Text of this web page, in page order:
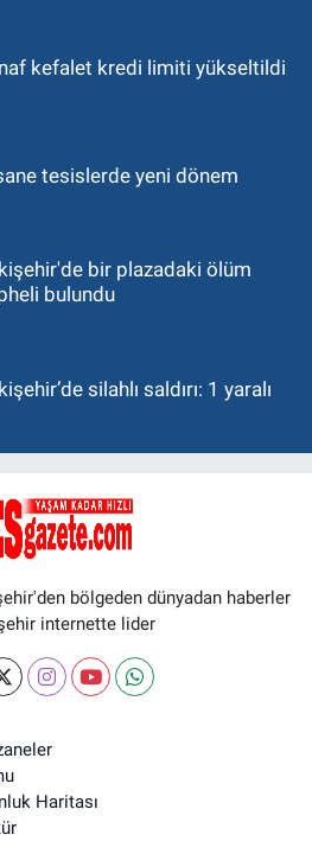
kefalet kredi limiti yükseltildi
tesislerde yeni dönem
bir plazadaki ölüm
bulundu
silahlı saldırı: 1 yaralı
bölgeden dünyadan haberler
internette lider
Haritası